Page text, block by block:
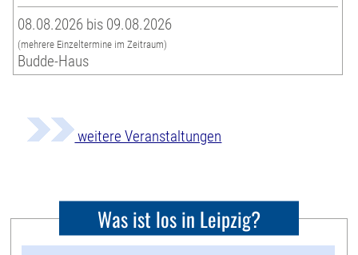
08.08.2026 bis 09.08.2026
(mehrere Einzeltermine im Zeitraum)
Budde-Haus
weitere Veranstaltungen
Was ist los in Leipzig?